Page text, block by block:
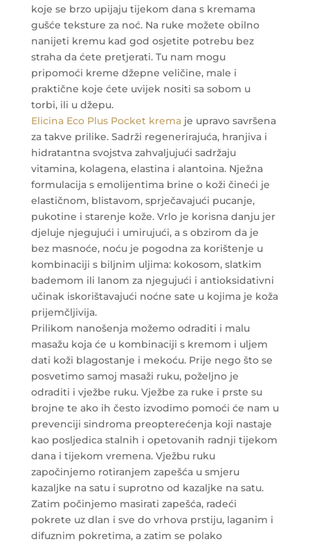
koje se brzo upijaju tijekom dana s kremama
gušće teksture za noć. Na ruke možete obilno
nanijeti kremu kad god osjetite potrebu bez
straha da ćete pretjerati. Tu nam mogu
pripomoći kreme džepne veličine, male i
praktične koje ćete uvijek nositi sa sobom u
torbi, ili u džepu.
Elicina Eco Plus Pocket kremaje upravo savršena
za takve prilike. Sadrži regenerirajuća, hranjiva i
hidratantna svojstva zahvaljujući sadržaju
vitamina, kolagena, elastina i alantoina. Nježna
formulacija s emolijentima brine o koži čineći je
elastičnom, blistavom, sprječavajući pucanje,
pukotine i starenje kože. Vrlo je korisna danju jer
djeluje njegujući i umirujući, a s obzirom da je
bez masnoće, noću je pogodna za korištenje u
kombinaciji s biljnim uljima: kokosom, slatkim
bademom ili lanom za njegujući i antioksidativni
učinak iskorištavajući noćne sate u kojima je koža
prijemčljivija.
Prilikom nanošenja možemo odraditi i malu
masažu koja će u kombinaciji s kremom i uljem
dati koži blagostanje i mekoću. Prije nego što se
posvetimo samoj masaži ruku, poželjno je
odraditi i vježbe ruku. Vježbe za ruke i prste su
brojne te ako ih često izvodimo pomoći će nam u
prevenciji sindroma preopterećenja koji nastaje
kao posljedica stalnih i opetovanih radnji tijekom
dana i tijekom vremena. Vježbu ruku
započinjemo rotiranjem zapešća u smjeru
kazaljke na satu i suprotno od kazaljke na satu.
Zatim počinjemo masirati zapešća, radeći
pokrete uz dlan i sve do vrhova prstiju, laganim i
difuznim pokretima, a zatim se polako